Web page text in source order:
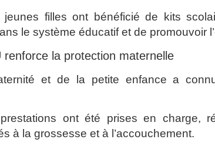
jeunes filles ont bénéficié de kits
le système éducatif et de promouvoir
la protection maternelle
et de la petite enfance a
ont été prises en charge,
à la grossesse et à l’accouchement.